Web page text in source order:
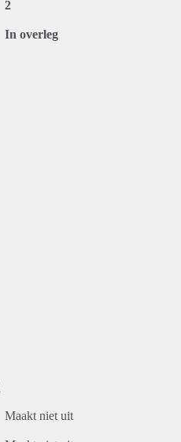
2
In overleg
Maakt niet uit